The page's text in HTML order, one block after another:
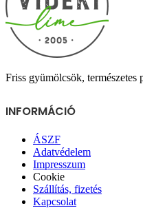
Friss gyümölcsök,
INFORMÁCIÓ
ÁSZF
Adatvédelem
Impresszum
Cookie
Szállítás, fizetés
Kapcsolat